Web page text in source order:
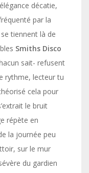
décatie,
par la
tiennent là de
Smiths Disco
sait- refusent
rythme, lecteur tu
cela pour
le bruit
répète en
la journée peu
sur le mur
du gardien